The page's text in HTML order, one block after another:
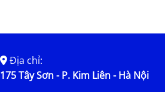
Địa chỉ:
175 Tây Sơn - P. Kim Liên - Hà Nội